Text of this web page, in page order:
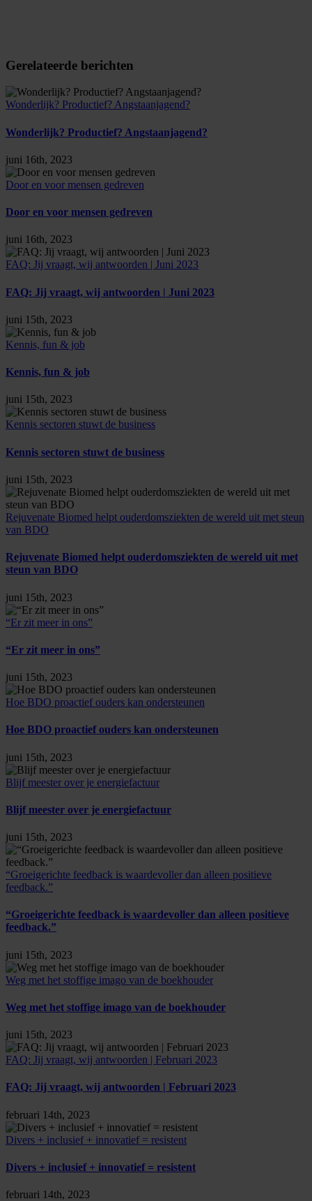
Gerelateerde berichten
Wonderlijk? Productief? Angstaanjagend?
Wonderlijk? Productief? Angstaanjagend?
juni 16th, 2023
Door en voor mensen gedreven
Door en voor mensen gedreven
juni 16th, 2023
FAQ: Jij vraagt, wij antwoorden | Juni 2023
FAQ: Jij vraagt, wij antwoorden | Juni 2023
juni 15th, 2023
Kennis, fun & job
Kennis, fun & job
juni 15th, 2023
Kennis sectoren stuwt de business
Kennis sectoren stuwt de business
juni 15th, 2023
Rejuvenate Biomed helpt ouderdomsziekten de wereld uit met steun
van BDO
Rejuvenate Biomed helpt ouderdomsziekten de wereld uit met
steun van BDO
juni 15th, 2023
“Er zit meer in ons”
“Er zit meer in ons”
juni 15th, 2023
Hoe BDO proactief ouders kan ondersteunen
Hoe BDO proactief ouders kan ondersteunen
juni 15th, 2023
Blijf meester over je energiefactuur
Blijf meester over je energiefactuur
juni 15th, 2023
“Groeigerichte feedback is waardevoller dan alleen positieve
feedback.”
“Groeigerichte feedback is waardevoller dan alleen positieve
feedback.”
juni 15th, 2023
Weg met het stoffige imago van de boekhouder
Weg met het stoffige imago van de boekhouder
juni 15th, 2023
FAQ: Jij vraagt, wij antwoorden | Februari 2023
FAQ: Jij vraagt, wij antwoorden | Februari 2023
februari 14th, 2023
Divers + inclusief + innovatief = resistent
Divers + inclusief + innovatief = resistent
februari 14th, 2023